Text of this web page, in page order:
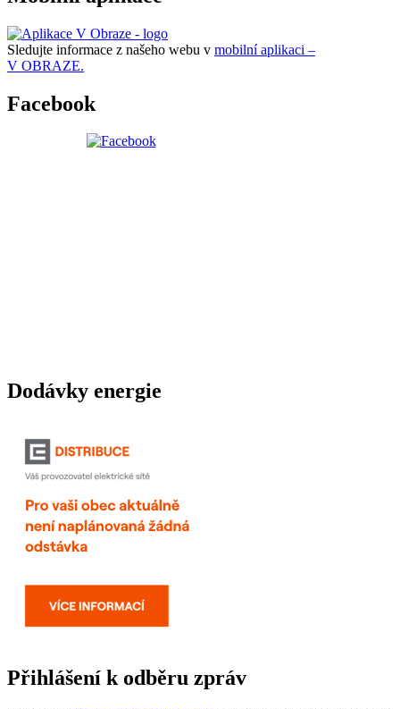
Sledujte informace z našeho webu v mobilní aplikaci –
V OBRAZE.
Facebook
Dodávky energie
Přihlášení k odběru zpráv